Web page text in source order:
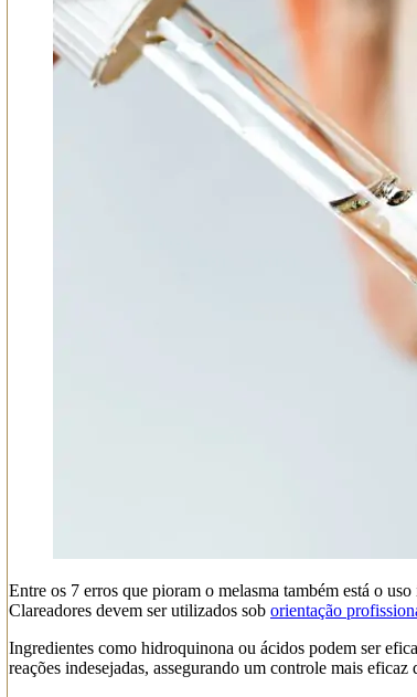
Entre os 7 erros que pioram o melasma também está o
Clareadores devem ser utilizados sob orientação
Ingredientes como hidroquinona ou ácidos podem ser
reações indesejadas, assegurando um controle mais eficaz